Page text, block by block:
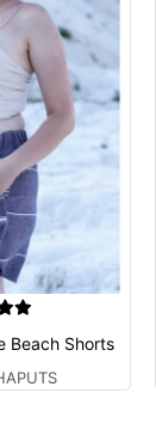
Beach Shorts